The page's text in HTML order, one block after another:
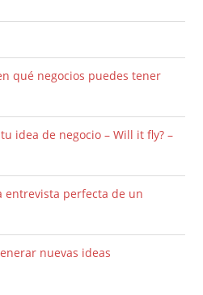
qué negocios puedes tener
idea de negocio – Will it fly? –
entrevista perfecta de un
nuevas ideas